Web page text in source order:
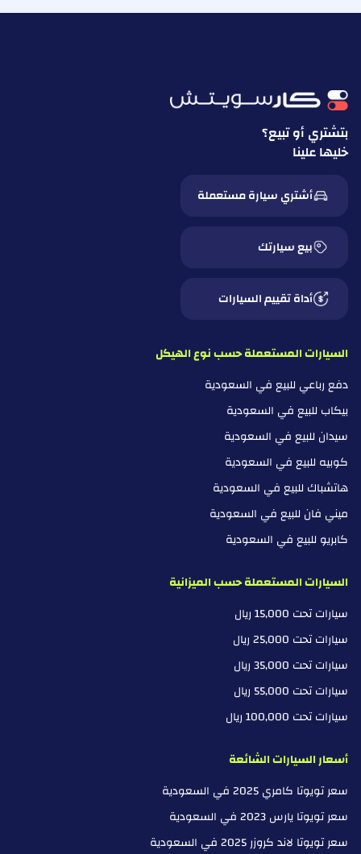
بتشتري أو تبيع؟
خليها علينا
أشتري سيارة مستعملة
بيع سيارتك
أداة تقييم السيارات
السيارات المستعملة حسب نوع الهيكل
دفع رباعي للبيع في السعودية
بيكاب للبيع في السعودية
سيدان للبيع في السعودية
كوبيه للبيع في السعودية
هاتشباك للبيع في السعودية
ميني فان للبيع في السعودية
كابريو للبيع في السعودية
السيارات المستعملة حسب الميزانية
سيارات تحت 15,000 ريال
سيارات تحت 25,000 ريال
سيارات تحت 35,000 ريال
سيارات تحت 55,000 ريال
سيارات تحت 100,000 ريال
أسعار السيارات الشائعة
سعر تويوتا كامري 2025 في السعودية
سعر تويوتا يارس 2023 في السعودية
سعر تويوتا لاند كروزر 2025 في السعودية